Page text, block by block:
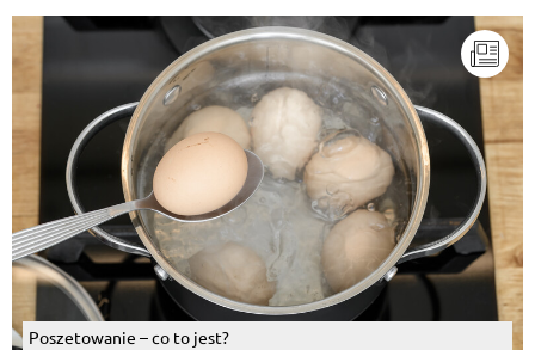
Poszetowanie – co to jest?